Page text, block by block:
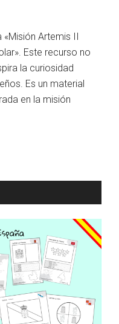
Artemis II
Este recurso no
la curiosidad
Es un material
en la misión